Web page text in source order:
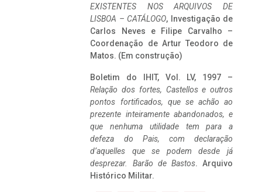
EXISTENTES NOS ARQUIVOS DE
LISBOA – CATÁLOGO, Investigação de
Carlos Neves e Filipe Carvalho –
Coordenação de Artur Teodoro de
Matos. (Em construção)
Boletim do IHIT, Vol. LV, 1997 –
Relação dos fortes, Castellos e outros
pontos fortificados, que se achão ao
prezente inteiramente abandonados, e
que nenhuma utilidade tem para a
defeza do Pais, com declaração
d’aquelles que se podem desde já
desprezar. Barão de Bastos. Arquivo
Histórico Militar.